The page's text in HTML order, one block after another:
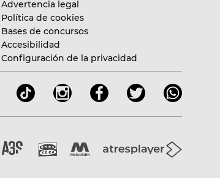
Advertencia legal
Política de cookies
Bases de concursos
Accesibilidad
Configuración de la privacidad